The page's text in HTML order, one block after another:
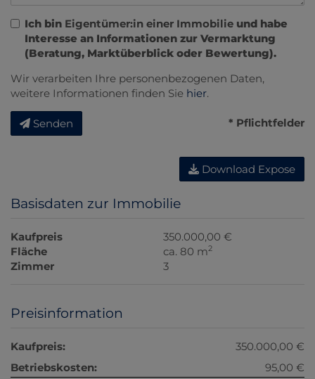
Ich bin Eigentümer:in einer Immobilie und habe
Interesse an Informationen zur Vermarktung
(Beratung, Marktüberblick oder Bewertung).
Wir verarbeiten Ihre personenbezogenen Daten,
weitere Informationen finden Sie hier.
Senden * Pflichtfelder
Download Expose
Basisdaten zur Immobilie
Kaufpreis
350.000,00 €
Fläche
ca. 80 m2
Zimmer 3
Preisinformation
Kaufpreis:
350.000,00 €
Betriebskosten:
95,00 €